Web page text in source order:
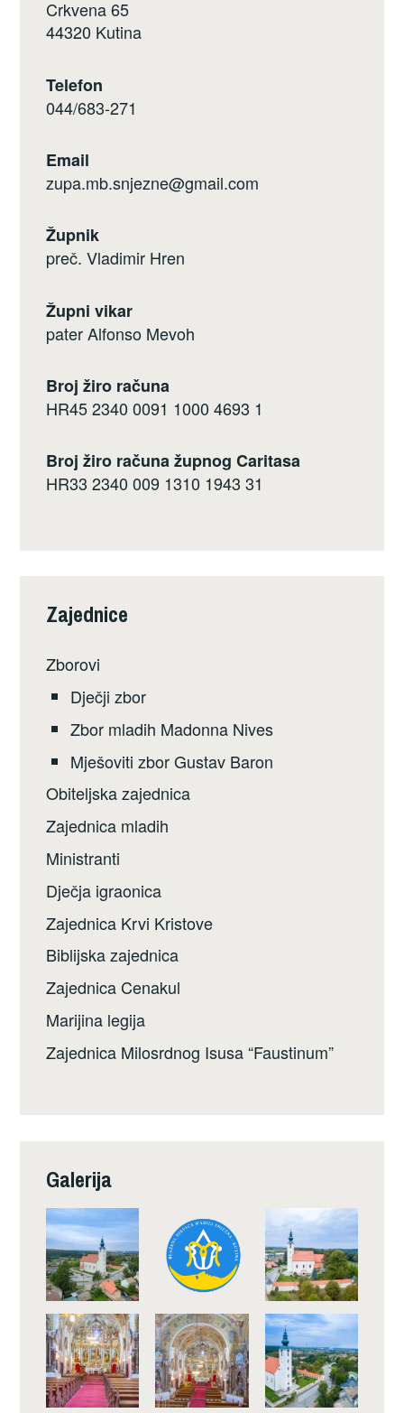
Crkvena 65
44320 Kutina
Telefon
044/683-271
Email
zupa.mb.snjezne@gmail.com
Župnik
preč. Vladimir Hren
Župni vikar
pater Alfonso Mevoh
Broj žiro računa
HR45 2340 0091 1000 4693 1
Broj žiro računa župnog Caritasa
HR33 2340 009 1310 1943 31
Zajednice
Zborovi
Dječji zbor
Zbor mladih Madonna Nives
Mješoviti zbor Gustav Baron
Obiteljska zajednica
Zajednica mladih
Ministranti
Dječja igraonica
Zajednica Krvi Kristove
Biblijska zajednica
Zajednica Cenakul
Marijina legija
Zajednica Milosrdnog Isusa “Faustinum”
Galerija